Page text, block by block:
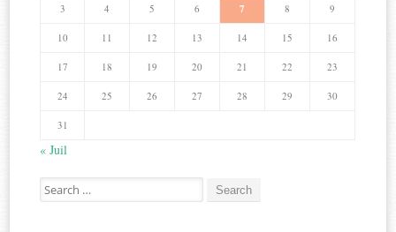
3 4 5 6 7 8 9
10 11 12 13 14 15 16
17 18 19 20 21 22 23
24 25 26 27 28 29 30
31
« Juil
Search
for: